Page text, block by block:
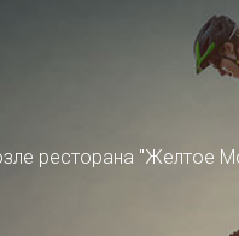
ресторана "Желтое